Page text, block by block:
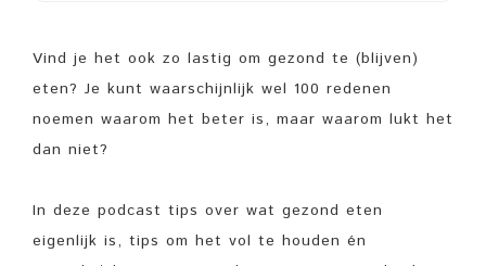
Vind je het ook zo lastig om gezond te (blijven)
eten? Je kunt waarschijnlijk wel 100 redenen
noemen waarom het beter is, maar waarom lukt het
dan niet?
In deze podcast tips over wat gezond eten
eigenlijk is, tips om het vol te houden én